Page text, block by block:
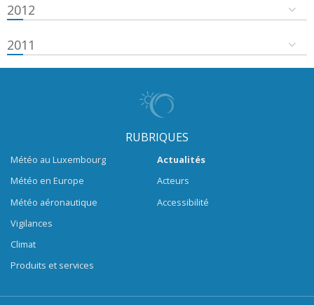
2012
2011
RUBRIQUES
Météo au Luxembourg
Météo en Europe
Météo aéronautique
Vigilances
Climat
Produits et services
Actualités
Acteurs
Accessibilité